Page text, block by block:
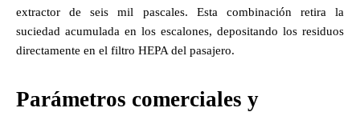
extractor de seis mil pascales. Esta combinación retira la
suciedad acumulada en los escalones, depositando los residuos
directamente en el filtro HEPA del pasajero.
Parámetros comerciales y